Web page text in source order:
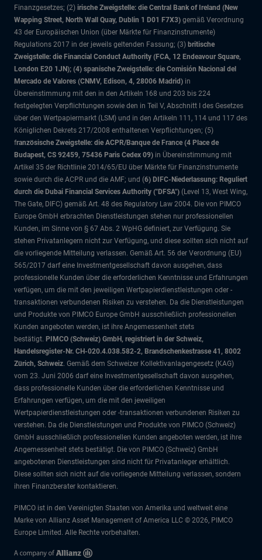
Finanzgesetzes; (2) irische Zweigstelle: die Central Bank of Ireland (New
Wapping Street, North Wall Quay, Dublin 1 D01 F7X3) gemäß Verordnung
43 der Europäischen Union (über Märkte für Finanzinstrumente)
Regulations 2017 in der jeweils geltenden Fassung; (3) britische
Zweigstelle: die Financial Conduct Authority (FCA, 12 Endeavour Square,
London E20 1JN); (4) spanische Zweigstelle: die Comisión Nacional del
Mercado de Valores (CNMV, Edison, 4, 28006 Madrid) in
Übereinstimmung mit den in den Artikeln 168 und 203 bis 224
festgelegten Verpflichtungen sowie den in Teil V, Abschnitt I des Gesetzes
über den Wertpapiermarkt (LSM) und in den Artikeln 111, 114 und 117 des
Königlichen Dekrets 217/2008 enthaltenen Verpflichtungen; (5)
französische Zweigstelle: die ACPR/Banque de France (4 Place de
Budapest, CS 92459, 75436 Paris Cedex 09) in Übereinstimmung mit
Artikel 35 der Richtlinie 2014/65/EU über Märkte für Finanzinstrumente
sowie durch die ACPR und die AMF; und (6) DIFC-Niederlassung: Reguliert
durch die Dubai Financial Services Authority ("DFSA") (Level 13, West Wing,
The Gate, DIFC) gemäß Art. 48 des Regulatory Law 2004. Die von PIMCO
Europe GmbH erbrachten Dienstleistungen stehen nur professionellen
Kunden, im Sinne von § 67 Abs. 2 WpHG definiert, zur Verfügung. Sie
stehen Privatanlegern nicht zur Verfügung, und diese sollten sich nicht auf
die vorliegende Mitteilung verlassen. Gemäß Art. 56 der Verordnung (EU)
565/2017 darf eine Investmentgesellschaft davon ausgehen, dass
professionelle Kunden über die erforderlichen Kenntnisse und Erfahrungen
verfügen, um die mit den jeweiligen Wertpapierdienstleistungen oder -
transaktionen verbundenen Risiken zu verstehen. Da die Dienstleistungen
und Produkte von PIMCO Europe GmbH ausschließlich professionellen
Kunden angeboten werden, ist ihre Angemessenheit stets
bestätigt. PIMCO (Schweiz) GmbH, registriert in der Schweiz,
Handelsregister-Nr. CH-020.4.038.582-2, Brandschenkestrasse 41, 8002
Zürich, Schweiz. Gemäß dem Schweizer Kollektivanlagengesetz (KAG)
vom 23. Juni 2006 darf eine Investmentgesellschaft davon ausgehen,
dass professionelle Kunden über die erforderlichen Kenntnisse und
Erfahrungen verfügen, um die mit den jeweiligen
Wertpapierdienstleistungen oder -transaktionen verbundenen Risiken zu
verstehen. Da die Dienstleistungen und Produkte von PIMCO (Schweiz)
GmbH ausschließlich professionellen Kunden angeboten werden, ist ihre
Angemessenheit stets bestätigt. Die von PIMCO (Schweiz) GmbH
angebotenen Dienstleistungen sind nicht für Privatanleger erhältlich.
Diese sollten sich nicht auf die vorliegende Mitteilung verlassen, sondern
ihren Finanzberater kontaktieren.
PIMCO ist in den Vereinigten Staaten von Amerika und weltweit eine
Marke von Allianz Asset Management of America LLC © 2026, PIMCO
Europe Limited. Alle Rechte vorbehalten.